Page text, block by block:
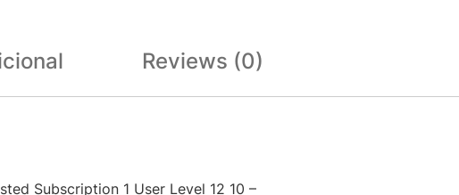
Reviews (0)
Subscription 1 User Level 12 10 –